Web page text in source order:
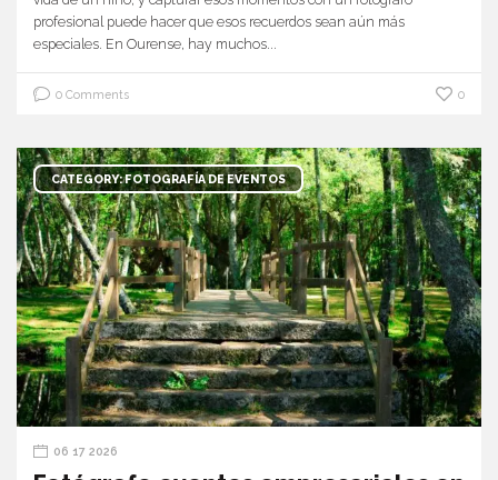
profesional puede hacer que esos recuerdos sean aún más
especiales. En Ourense, hay muchos...
0 Comments 0
CATEGORY: FOTOGRAFÍA DE EVENTOS
06 17 2026